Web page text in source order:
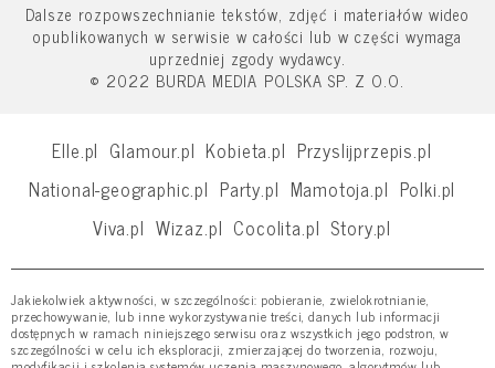
Dalsze rozpowszechnianie tekstów, zdjęć i materiałów wideo
opublikowanych w serwisie w całości lub w części wymaga
uprzedniej zgody wydawcy.
© 2022 BURDA MEDIA POLSKA SP. Z O.O.
Elle.pl Glamour.pl Kobieta.pl Przyslijprzepis.pl
National-geographic.pl Party.pl Mamotoja.pl Polki.pl
Viva.pl Wizaz.pl Cocolita.pl Story.pl
Jakiekolwiek aktywności, w szczególności: pobieranie, zwielokrotnianie,
przechowywanie, lub inne wykorzystywanie treści, danych lub informacji
dostępnych w ramach niniejszego serwisu oraz wszystkich jego podstron, w
szczególności w celu ich eksploracji, zmierzającej do tworzenia, rozwoju,